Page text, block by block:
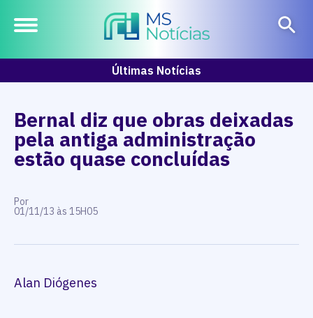
Últimas Notícias
Bernal diz que obras deixadas
pela antiga administração
estão quase concluídas
Por
01/11/13 às 15H05
Alan Diógenes